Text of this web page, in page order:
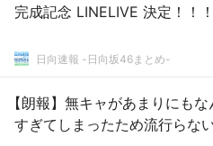
完成記念 LINELIVE 決定！！！
日向速報 -日向坂46まとめ-
【朗報】無キャがあまりにも
すぎてしまったため流行らな